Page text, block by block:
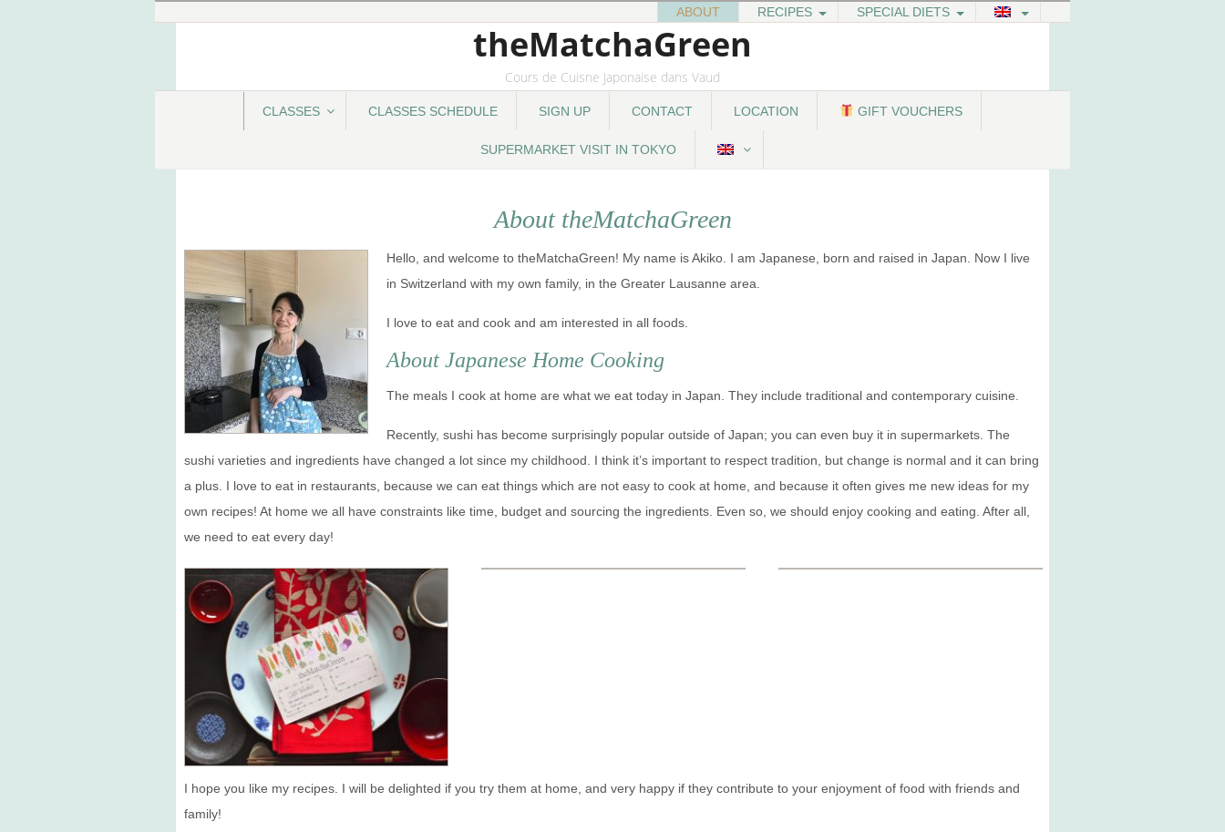
ABOUT RECIPES SPECIAL DIETS
theMatchaGreen
Cours de Cuisne Japonaise dans Vaud
CLASSES CLASSES SCHEDULE SIGN UP CONTACT LOCATION GIFT VOUCHERS
SUPERMARKET VISIT IN TOKYO
About theMatchaGreen
Hello, and welcome to theMatchaGreen! My name is Akiko. I am Japanese, born and raised in Japan. Now I live
in Switzerland with my own family, in the Greater Lausanne area.
I love to eat and cook and am interested in all foods.
About Japanese Home Cooking
The meals I cook at home are what we eat today in Japan. They include traditional and contemporary cuisine.
Recently, sushi has become surprisingly popular outside of Japan; you can even buy it in supermarkets. The
sushi varieties and ingredients have changed a lot since my childhood. I think it’s important to respect tradition, but change is normal and it can bring
a plus. I love to eat in restaurants, because we can eat things which are not easy to cook at home, and because it often gives me new ideas for my
own recipes! At home we all have constraints like time, budget and sourcing the ingredients. Even so, we should enjoy cooking and eating. After all,
we need to eat every day!
I hope you like my recipes. I will be delighted if you try them at home, and very happy if they contribute to your enjoyment of food with friends and
family!